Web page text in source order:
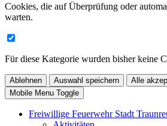
Cookies, die auf Überprüfung oder
warten.
Für diese Kategorie wurden bisher keine
Ablehnen Auswahl speichern
Alle
Mobile Menu Toggle
Freiwillige Feuerwehr Stadt